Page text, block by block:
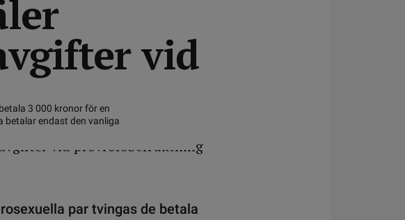
vid
3 000 kronor för en
betalar endast den vanliga
par tvingas de betala